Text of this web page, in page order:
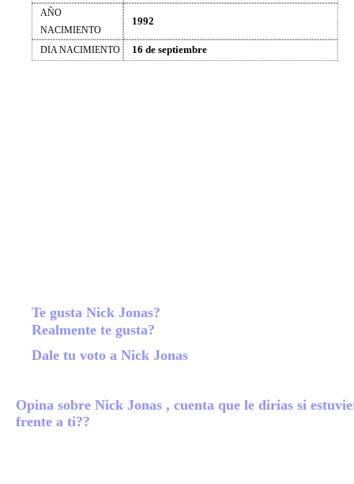
AÑO
NACIMIENTO
1992
DIA NACIMIENTO 16 de septiembre
Te gusta Nick Jonas?
Realmente te gusta?
Dale tu voto a Nick Jonas
Opina sobre Nick Jonas , cuenta que le dirias si
frente a ti??